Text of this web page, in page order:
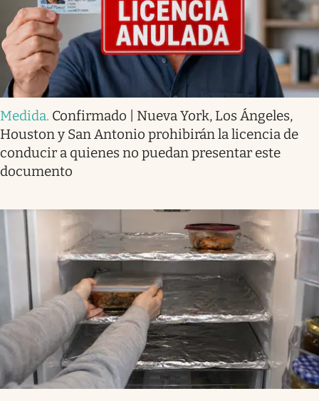
Medida. Confirmado | Nueva York, Los Ángeles,
Houston y San Antonio prohibirán la licencia de
conducir a quienes no puedan presentar este
documento